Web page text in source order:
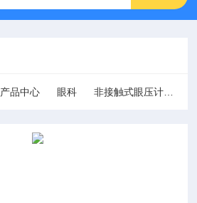
产品中心 眼科 非接触式眼压计